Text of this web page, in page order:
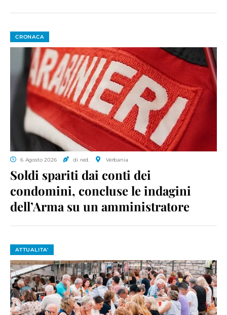
CRONACA
6 Agosto 2026 di red. Verbania
Soldi spariti dai conti dei
condomini, concluse le indagini
dell’Arma su un amministratore
ATTUALITA'